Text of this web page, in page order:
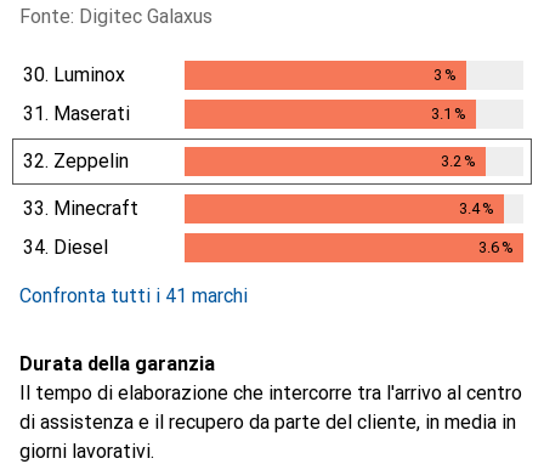
Fonte: Digitec Galaxus
30. Luminox 3 %
31. Maserati 3.1 %
3.1%
32. Zeppelin 3.2 %
3.2%
33. Minecraft 3.4%
3.4%
34. Diesel 3.6%
Confronta tutti i 41 marchi
Durata della garanzia
Il tempo di elaborazione che intercorre tra l'arrivo al centro
di assistenza e il recupero da parte del cliente, in media in
giorni lavorativi.